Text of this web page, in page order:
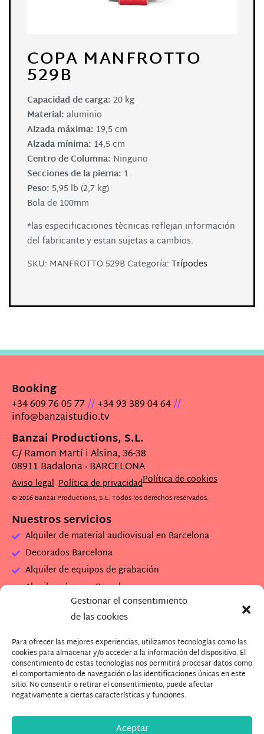
Gestionar el consentimiento
de las cookies
Para ofrecer las mejores experiencias, utilizamos tecnologías como las
cookies para almacenar y/o acceder a la información del dispositivo. El
consentimiento de estas tecnologías nos permitirá procesar datos como
el comportamiento de navegación o las identificaciones únicas en este
sitio. No consentir o retirar el consentimiento, puede afectar
negativamente a ciertas características y funciones.
Aceptar
COPA MANFROTTO
529B
Capacidad de carga:20 kg
Material:aluminio
Alzada máxima: 19,5 cm
Alzada mínima: 14,5 cm
Centro de Columna: Ninguno
Secciones de la pierna: 1
Peso:5,95 lb (2,7 kg)
Bola de 100mm
*las especificaciones tècnicas reflejan información
del fabricante y estan sujetas a cambios.
SKU: MANFROTTO 529BCategoría:Trípodes
Booking
+34 609 76 05 77//+34 93 389 04 64//
info@banzaistudio.tv
Banzai Productions, S.L.
C/ Ramon Martí i Alsina, 36-38
08911 Badalona · BARCELONA
Aviso legal Política de privacidadPolítica de cookies
© 2016 Banzai Productions, S.L. Todos los derechos reservados.
Nuestros servicios
Alquiler de material audiovisual en Barcelona
Decorados Barcelona
Alquiler de equipos de grabación
Alquiler cámaras Barcelona
Alquiler set de rodaje
Alquiler plató de grabación
Descarga Dossier Banzai
Descarga imagenes Plató (.zip)
¿Quieres trabajar con nosotros?